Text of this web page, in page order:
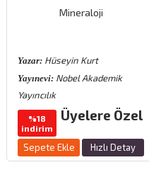
Mineraloji
Yazar: Hüseyin Kurt
Yayınevi: Nobel Akademik
Yayıncılık
%18
indirim
Üyelere Özel
Sepete Ekle Hızlı Detay